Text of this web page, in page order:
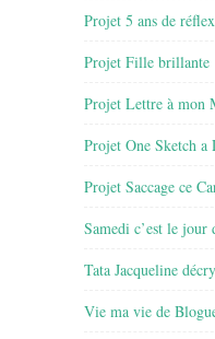
Projet 5 ans de
Projet Fille brillante
Projet Lettre à mon
Projet One Sketch a
Projet Saccage ce
Samedi c’est le jour
Tata Jacqueline
Vie ma vie de